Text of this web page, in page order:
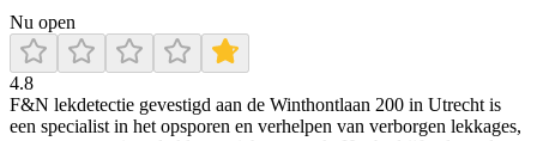
Nu open
4.8
F&N lekdetectie gevestigd aan de Winthontlaan 200 in Utrecht is
een specialist in het opsporen en verhelpen van verborgen lekkages,